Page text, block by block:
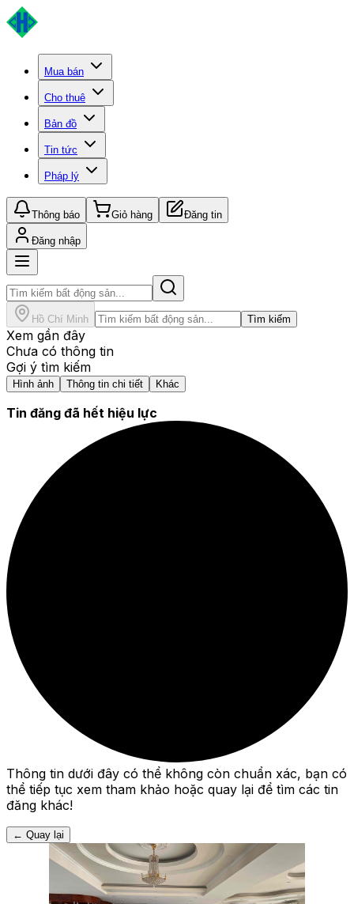
Mua bán
Cho thuê
Bản đồ
Tin tức
Pháp lý
Thông báo Giỏ hàng Đăng tin
Đăng nhập
Hồ Chí Minh Tìm kiếm
Xem gần đây
Chưa có thông tin
Gợi ý tìm kiếm
Hình ảnh Thông tin chi tiết Khác
Tin đăng đã hết hiệu lực
Thông tin dưới đây có thể không còn chuẩn xác, bạn có
thể tiếp tục xem tham khảo hoặc quay lại để tìm các tin
đăng khác!
← Quay lại